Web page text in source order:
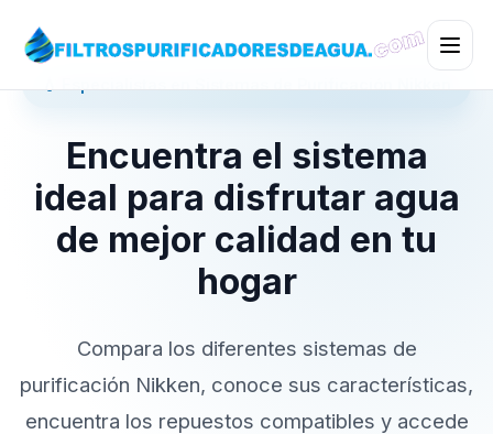
Encuentra el sistema
ideal para disfrutar agua
de mejor calidad en tu
hogar
Compara los diferentes sistemas de
purificación Nikken, conoce sus características,
encuentra los repuestos compatibles y accede